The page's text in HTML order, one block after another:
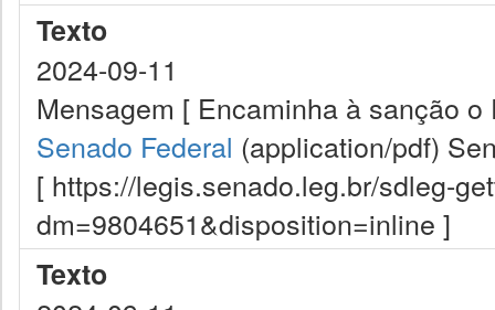
Texto
2024-09-11
Mensagem [ Encaminha à sanção
Senado Federal (application/pdf)
[ https://legis.senado.leg.br/sdleg-
dm=9804651&disposition=inline ]
Texto